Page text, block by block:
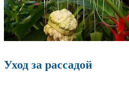
Уход за рассадой